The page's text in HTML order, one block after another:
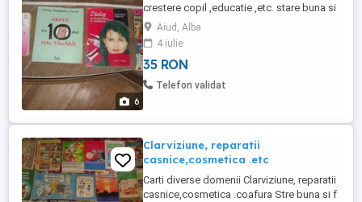
6
crestere copil ,educatie ,etc. stare buna si
f buna.Ed vechi ,dar fara pagini lipsa ,chiar
daca copertile la unele sunt mai uzate ele
sunt intregi, pret oricare 3 buc la 100 lei.pt
colet pretul transp 34 lei se achita in avans
pt siguranta ca coletul v a fi ...
Aiud, Alba
4 iulie
35 RON
Telefon validat
Clarviziune, reparatii
casnice,cosmetica .etc
Carti diverse domenii Clarviziune, reparatii
casnice,cosmetica .coafura Stre buna si f